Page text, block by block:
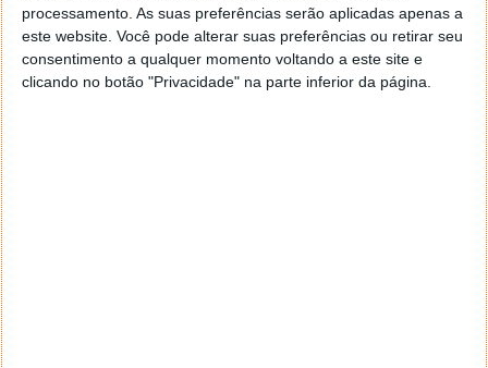
processamento. As suas preferências serão aplicadas apenas a
este website. Você pode alterar suas preferências ou retirar seu
consentimento a qualquer momento voltando a este site e
clicando no botão "Privacidade" na parte inferior da página.
Apple TV
Com a apresentação dos serviços Apple TV+ e
Arcade, é esperado que a empresa renove a sua Apple